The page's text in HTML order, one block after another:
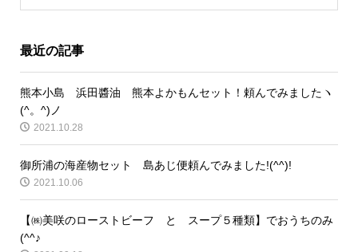
最近の記事
熊本小島 浜田醬油 熊本よかもんセット！頼んでみましたヽ
(^。^)ノ
2021.10.28
御所浦の海産物セット 島あじ便頼んでみました!(^^)!
2021.10.06
【㈱美咲のローストビーフ と スープ５種類】でおうちのみ
(^^♪